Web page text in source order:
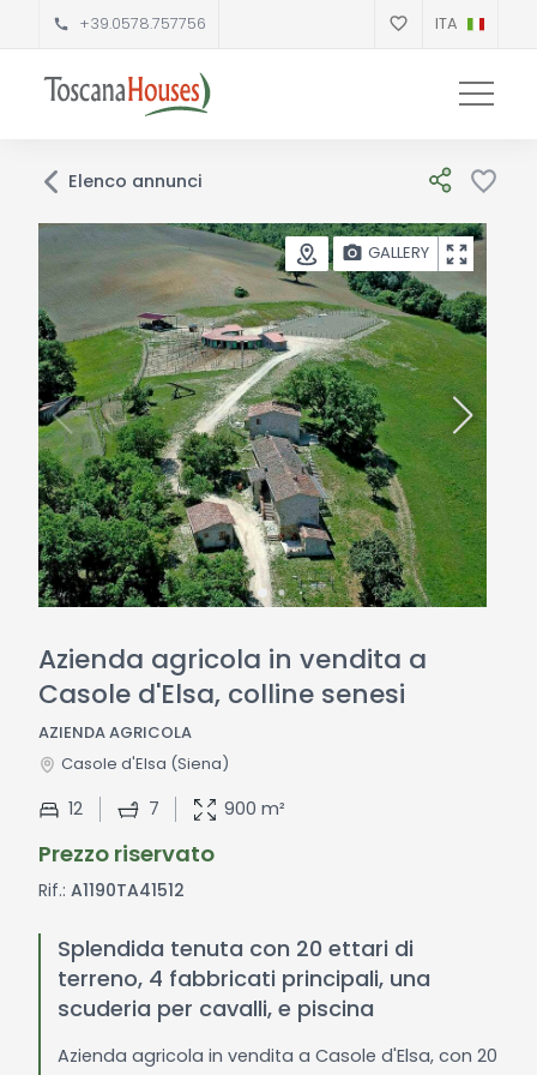
+39.0578.757756 ITA
Elenco annunci
GALLERY
Azienda agricola in vendita a
Casole d'Elsa, colline senesi
Casole d'Elsa (Siena)
AZIENDA AGRICOLA
Prezzo riservato
Rif.: A1190TA41512
12 7 900 m²
Splendida tenuta con 20 ettari di
terreno, 4 fabbricati principali, una
scuderia per cavalli, e piscina
Azienda agricola in vendita a Casole d'Elsa, con 20